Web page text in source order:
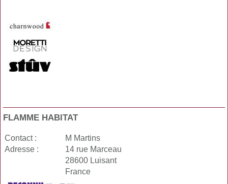
FLAMME HABITAT
Contact :
M Martins
Adresse :
14 rue Marceau
28600 Luisant
France